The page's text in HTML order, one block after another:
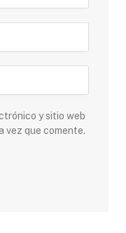
y sitio web
vez que comente.